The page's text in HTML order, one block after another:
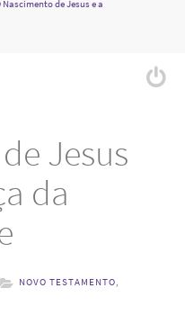
Nascimento de Jesus e a
Jesus
da
NOVO TESTAMENTO,